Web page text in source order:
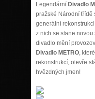
Legendární Divadlo
pražské Národní třídě
generální
z nich se stane
divadlo mění
Divadlo METRO,
rekonstrukcí, otevře
hvězdných jmen!